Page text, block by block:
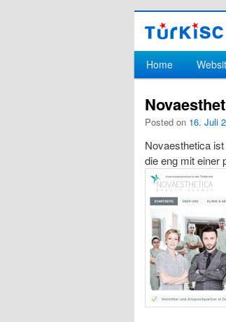
Hauptmenü
Zum Inhalt
Zum sekundären
Home
Posted on 16. Juli
Novaesthetica
die eng mit einer